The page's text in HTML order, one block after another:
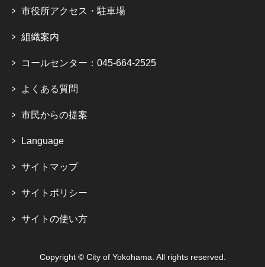
市役所アクセス・駐車場
組織案内
コールセンター：045-664-2525
よくある質問
市民からの提案
Language
サイトマップ
サイトポリシー
サイトの使い方
Copyright © City of Yokohama. All rights reserved.